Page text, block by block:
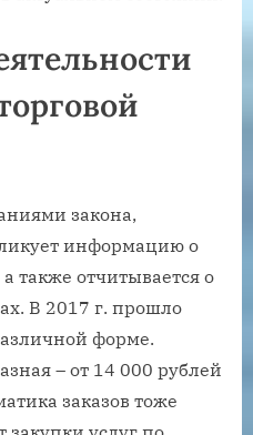
закона,
информацию о
также отчитывается о
В 2017 г. прошло
форме.
– от 14 000 рублей
заказов тоже